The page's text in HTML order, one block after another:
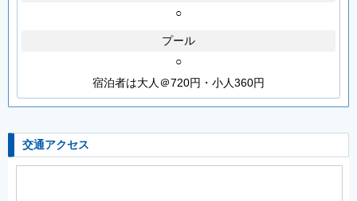
○
プール
○
宿泊者は大人＠720円・小人360円
交通アクセス